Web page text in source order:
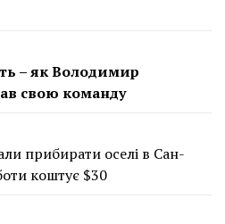
– як Володимир
свою команду
прибирати оселі в Сан-
коштує $30